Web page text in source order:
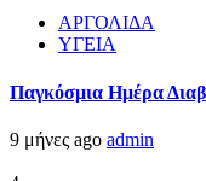
ΑΡΓΟΛΙΔΑ
ΥΓΕΙΑ
Παγκόσμια Ημέρα
9 μήνες ago admin